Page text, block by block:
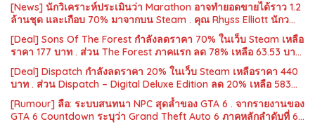
[News] นักวิเคราะห์ประเมินว่า Marathon อาจทำยอดขายได้ราว 1.2
ล้านชุด และเกือบ 70% มาจากบน Steam . คุณ Rhyss Elliott นักว…
[Deal] Sons Of The Forest กำลังลดราคา 70% ในเว็บ Steam เหลือ
ราคา 177 บาท . ส่วน The Forest ภาคแรก ลด 78% เหลือ 63.53 บา…
[Deal] Dispatch กำลังลดราคา 20% ในเว็บ Steam เหลือราคา 440
บาท . ส่วน Dispatch – Digital Deluxe Edition ลด 20% เหลือ 583…
[Rumour] ลือ: ระบบสนทนา NPC สุดล้ำของ GTA 6 . จากรายงานของ
GTA 6 Countdown ระบุว่า Grand Theft Auto 6 ภาคหลักลำดับที่ 6…